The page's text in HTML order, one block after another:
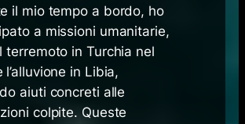
il mio tempo a bordo, ho
a missioni umanitarie,
terremoto in Turchia nel
l’alluvione in Libia,
aiuti concreti alle
colpite. Queste